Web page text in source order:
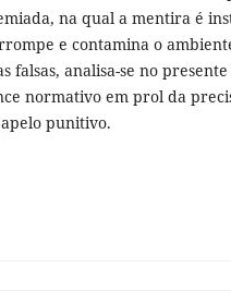
na qual a mentira é
e contamina o
falsas, analisa-se no
normativo em prol da
punitivo.